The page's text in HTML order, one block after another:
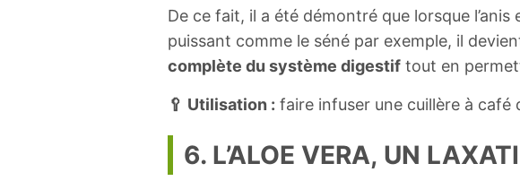
De ce fait, il a été démontré que lorsque
puissant comme le séné par exemple, il
complète du système digestif tout en
🥄 Utilisation : faire infuser une cuillère à café
6. L’ALOE VERA, UN